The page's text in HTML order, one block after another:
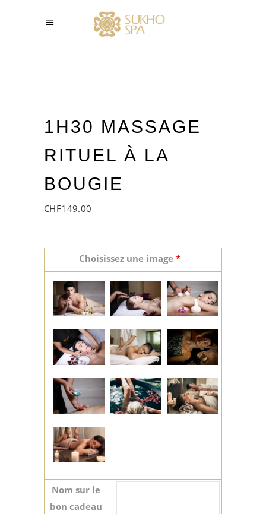
1H30 MASSAGE
RITUEL À LA
BOUGIE
CHF149.00
Choisissez une image *
Nom sur le
bon cadeau